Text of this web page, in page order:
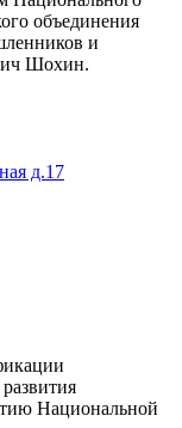
объединения
и
Шохин.
д.17
Национальной